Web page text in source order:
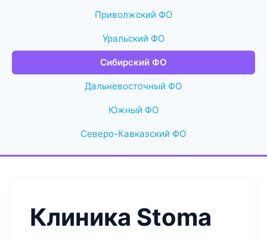
Приволжский ФО
Уральский ФО
Сибирский ФО
Дальневосточный ФО
Южный ФО
Северо-Кавказский ФО
Клиника Stoma